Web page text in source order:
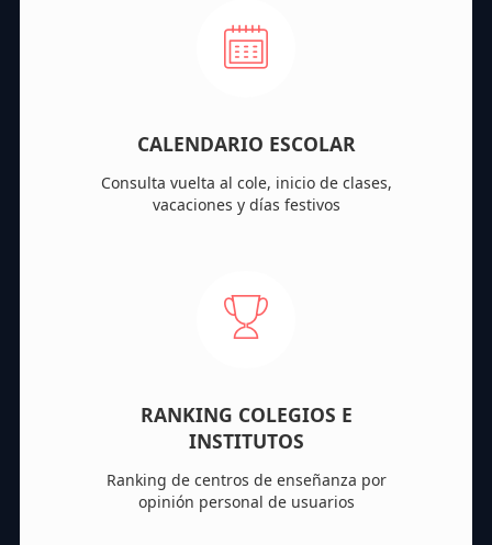
CALENDARIO ESCOLAR
Consulta vuelta al cole, inicio de clases,
vacaciones y días festivos
RANKING COLEGIOS E
INSTITUTOS
Ranking de centros de enseñanza por
opinión personal de usuarios